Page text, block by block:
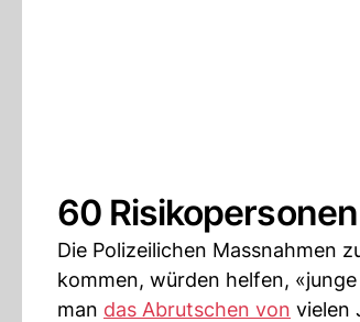
60
Die Polizeilichen Massnahmen
kommen, würden helfen,
man das Abrutschen von vielen